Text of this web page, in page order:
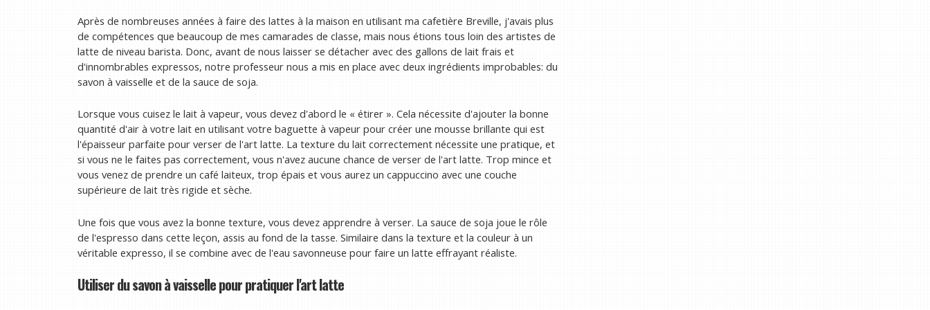
Après de nombreuses années à faire des lattes à la maison en utilisant ma cafetière Breville, j'avais plus
de compétences que beaucoup de mes camarades de classe, mais nous étions tous loin des artistes de
latte de niveau barista. Donc, avant de nous laisser se détacher avec des gallons de lait frais et
d'innombrables expressos, notre professeur nous a mis en place avec deux ingrédients improbables: du
savon à vaisselle et de la sauce de soja.
Lorsque vous cuisez le lait à vapeur, vous devez d'abord le « étirer ». Cela nécessite d'ajouter la bonne
quantité d'air à votre lait en utilisant votre baguette à vapeur pour créer une mousse brillante qui est
l'épaisseur parfaite pour verser de l'art latte. La texture du lait correctement nécessite une pratique, et
si vous ne le faites pas correctement, vous n'avez aucune chance de verser de l'art latte. Trop mince et
vous venez de prendre un café laiteux, trop épais et vous aurez un cappuccino avec une couche
supérieure de lait très rigide et sèche.
Une fois que vous avez la bonne texture, vous devez apprendre à verser. La sauce de soja joue le rôle
de l'espresso dans cette leçon, assis au fond de la tasse. Similaire dans la texture et la couleur à un
véritable expresso, il se combine avec de l'eau savonneuse pour faire un latte effrayant réaliste.
Utiliser du savon à vaisselle pour pratiquer l'art latte